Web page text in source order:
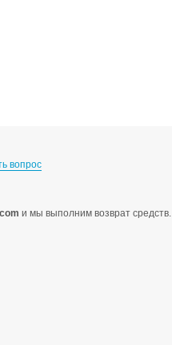
вопрос
и мы выполним возврат средств.